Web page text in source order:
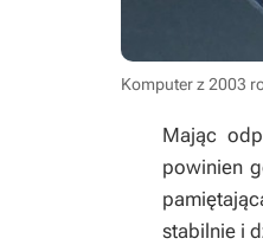
Komputer z 2003
Mając
powinien
stabilnie i